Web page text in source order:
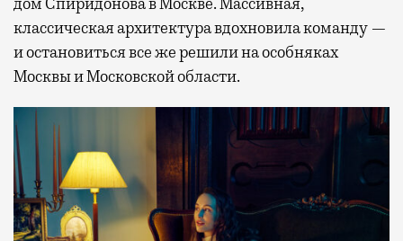
дом Спиридонова в Москве. Массивная,
классическая архитектура вдохновила команду —
и остановиться все же решили на особняках
Москвы и Московской области.